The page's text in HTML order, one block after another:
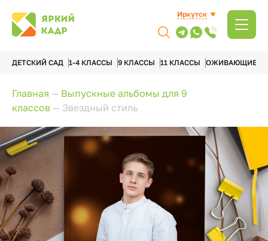
Иркутск
ДЕТСКИЙ САД 1-4 КЛАССЫ 9 КЛАССЫ 11 КЛАССЫ ОЖИВАЮЩИЕ
Главная — Выпускные альбомы для 9
классов — Звездный стиль